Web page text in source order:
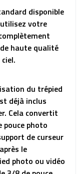
disponible
votre
haute qualité
du trépied
déjà inclus
Cela convertit
photo
de curseur
le
photo ou vidéo